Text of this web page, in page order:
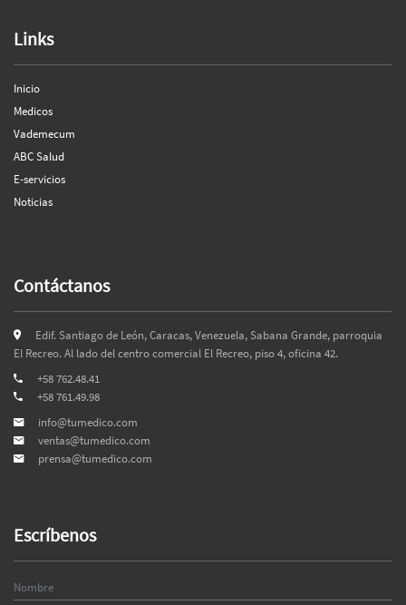
Links
Inicio
Medicos
Vademecum
ABC Salud
E-servicios
Noticias
Contáctanos
Edif. Santiago de León, Caracas, Venezuela, Sabana Grande, parroquia
El Recreo. Al lado del centro comercial El Recreo, piso 4, oficina 42.
+58 762.48.41
+58 761.49.98
info@tumedico.com
ventas@tumedico.com
prensa@tumedico.com
Escríbenos